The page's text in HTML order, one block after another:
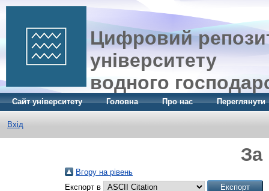
Цифровий
університету
водного
Сайт університету Головна Про нас Переглянути
Вхід
Вгору на рівень
Експорт в